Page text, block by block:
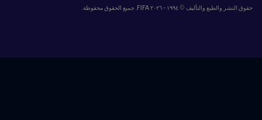
حقوق النشر والطبع والتأليف © ١٩٩٤ - ٢٠٢٦ FIFA. جميع الحقوق محفوظة.